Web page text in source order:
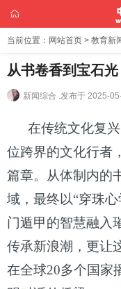
当前位置： 网站首页 > 教育新
从书卷香到宝石
新闻综合 .发布于 2025-
在传统文化复
位跨界的文化行者
篇章。从体制内的
域，最终以“穿珠
门遁甲的智慧融入
传承新浪潮，更让
在全球20多个国家